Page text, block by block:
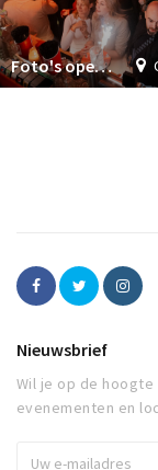
Foto's opening Café Hardt
Nieuwsbrief
Wil je op de
evenementen en